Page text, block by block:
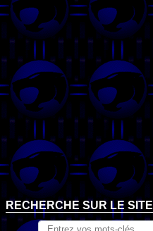
RECHERCHE SUR LE SITE